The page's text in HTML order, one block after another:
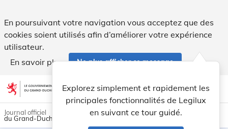
En poursuivant votre navigation vous acceptez que des
cookies soient utilisés afin d’améliorer votre expérience
utilisateur.
En savoir plus
Ne plus afficher ce message
Aller au contenu account_circle help Aide
Explorez simplement et rapidement les
principales fonctionnalités de Legilux
en suivant ce tour guidé.
light_mode dark_mode
Journal officiel
du Grand-Duché de Luxembourg